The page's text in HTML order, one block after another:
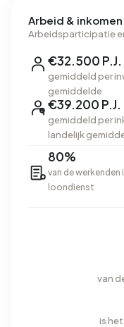
Arbeid & inkomen
Arbeidsparticipatie
€32.500 P.J.
gemiddeld per
gemiddelde
€39.200 P.J.
gemiddeld per
landelijk
80%
van de werkenden
loondienst
van
is